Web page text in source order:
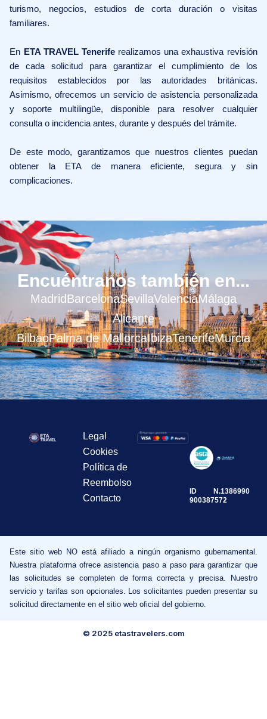
turismo, negocios, estudios de corta duración o visitas
familiares.
En ETA TRAVEL Teneriferealizamos una exhaustiva revisión
de cada solicitud para garantizar el cumplimiento de los
requisitos establecidos por las autoridades británicas.
Asimismo, ofrecemos un servicio de asistencia personalizada
y soporte multilingüe, disponible para resolver cualquier
consulta o incidencia antes, durante y después del trámite.
De este modo, garantizamos que nuestros clientes puedan
obtener la ETA de manera eficiente, segura y sin
complicaciones.
Encuéntranos también en...
MadridBarcelonaSevillaValenciaMálaga
Alicante
BilbaoPalma de MallorcaIbizaTenerifeMurcia
Legal
Cookies
Política de
Reembolso
Contacto
ID
900387572
N.1386990
Este sitio web NO está afiliado a ningún organismo gubernamental.
Nuestra plataforma ofrece asistencia paso a paso para garantizar que
las solicitudes se completen de forma correcta y precisa. Nuestro
servicio y tarifas son opcionales. Los solicitantes pueden presentar su
solicitud directamente en el sitio web oficial del gobierno.
© 2025 etastravelers.com